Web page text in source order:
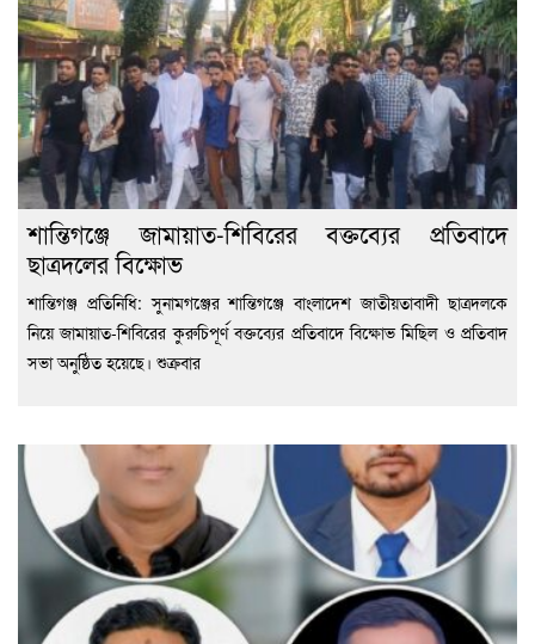
শান্তিগঞ্জে জামায়াত-শিবিরের বক্তব্যের প্রতিবাদে
ছাত্রদলের বিক্ষোভ
শান্তিগঞ্জ প্রতিনিধি: সুনামগঞ্জের শান্তিগঞ্জে বাংলাদেশ জাতীয়তাবাদী ছাত্রদলকে
নিয়ে জামায়াত-শিবিরের কুরুচিপূর্ণ বক্তব্যের প্রতিবাদে বিক্ষোভ মিছিল ও প্রতিবাদ
সভা অনুষ্ঠিত হয়েছে। শুক্রবার